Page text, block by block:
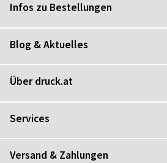
Infos zu Bestellungen
Blog & Aktuelles
Über druck.at
Services
Versand & Zahlungen